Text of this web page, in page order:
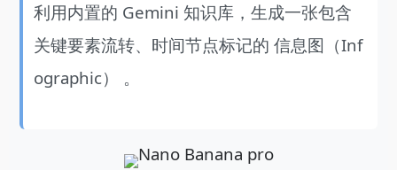
利用内置的 Gemini 知识库，生成一张包含
关键要素流转、时间节点标记的 信息图（Inf
ographic） 。